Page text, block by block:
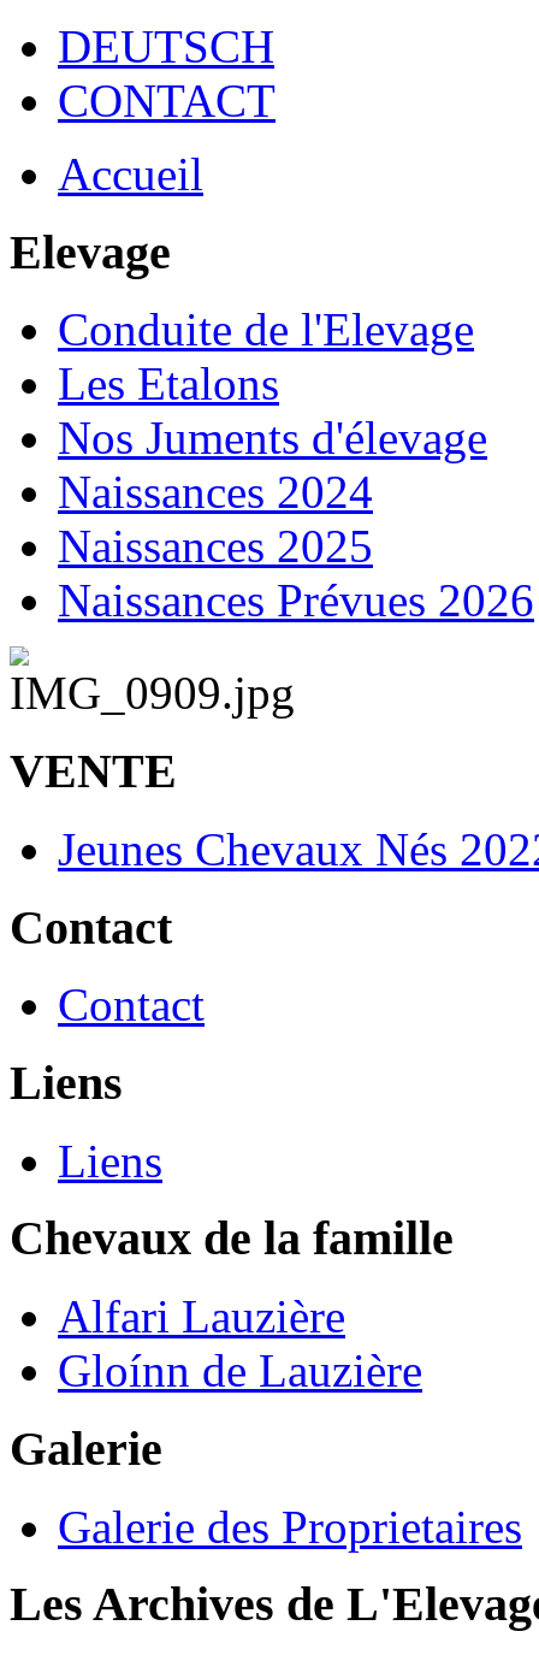
DEUTSCH
CONTACT
Accueil
Elevage
Conduite de l'Elevage
Les Etalons
Nos Juments d'élevage
Naissances 2024
Naissances 2025
Naissances Prévues 2026
VENTE
Jeunes Chevaux Nés
Contact
Contact
Liens
Liens
Chevaux de la famille
Alfari Lauzière
Gloínn de Lauzière
Galerie
Galerie des Proprietaires
Les Archives de